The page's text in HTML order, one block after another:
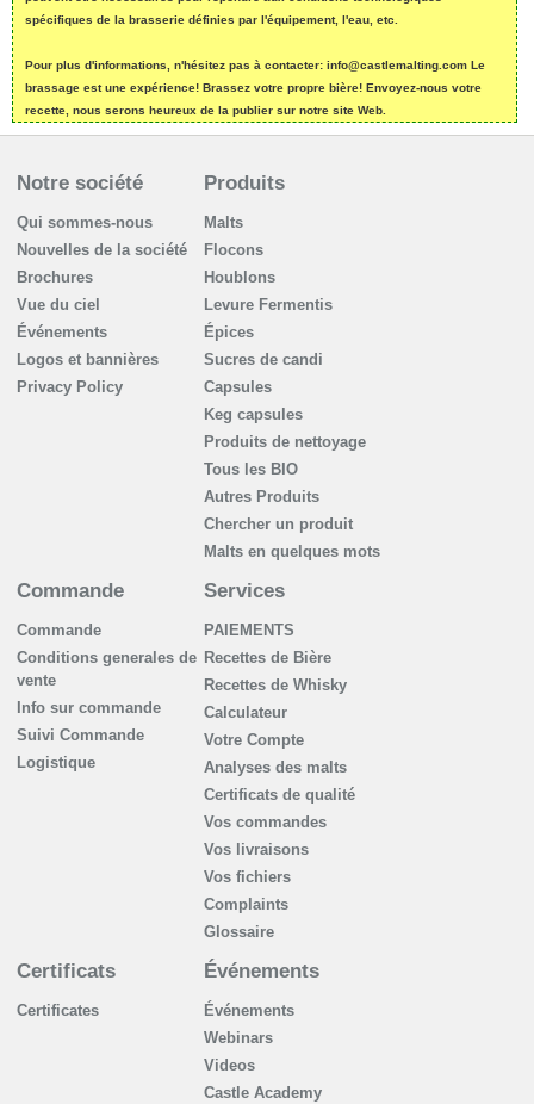
spécifiques de la brasserie définies par l'équipement, l'eau, etc.
Pour plus d'informations, n'hésitez pas à contacter: info@castlemalting.com Le
brassage est une expérience! Brassez votre propre bière! Envoyez-nous votre
recette, nous serons heureux de la publier sur notre site Web.
Notre société
Qui sommes-nous
Nouvelles de la société
Brochures
Vue du ciel
Événements
Logos et bannières
Privacy Policy
Produits
Malts
Flocons
Houblons
Levure Fermentis
Épices
Sucres de candi
Capsules
Keg capsules
Produits de nettoyage
Tous les BIO
Autres Produits
Chercher un produit
Malts en quelques mots
Commande
Commande
Conditions generales de
vente
Info sur commande
Suivi Commande
Logistique
Services
PAIEMENTS
Recettes de Bière
Recettes de Whisky
Сalculateur
Votre Compte
Analyses des malts
Certificats de qualité
Vos commandes
Vos livraisons
Vos fichiers
Complaints
Glossaire
Certificats
Certificates
Événements
Événements
Webinars
Videos
Castle Academy